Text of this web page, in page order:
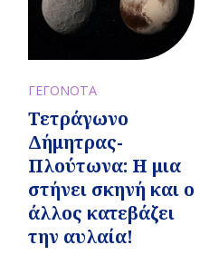
ΓΕΓΟΝΟΤΑ
Τετράγωνο
Δήμητρας-
Πλούτωνα: Η μια
στήνει σκηνή και ο
άλλος κατεβάζει
την αυλαία!